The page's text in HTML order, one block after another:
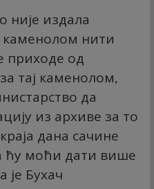
није издала
каменолом нити
приходе од
тај каменолом,
да
из архиве за то
дана сачине
ћу моћи дати више
је Бухач